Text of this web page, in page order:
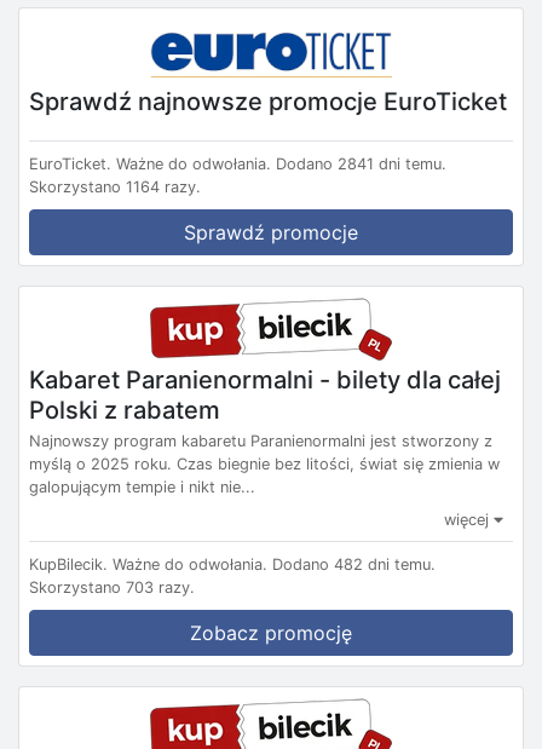
Sprawdź najnowsze promocje EuroTicket
EuroTicket. Ważne do odwołania. Dodano 2841 dni temu.
Skorzystano 1164 razy.
Sprawdź promocje
Kabaret Paranienormalni - bilety dla całej
Polski z rabatem
Najnowszy program kabaretu Paranienormalni jest stworzony z
myślą o 2025 roku. Czas biegnie bez litości, świat się zmienia w
galopującym tempie i nikt nie...
więcej
KupBilecik. Ważne do odwołania. Dodano 482 dni temu.
Skorzystano 703 razy.
Zobacz promocję